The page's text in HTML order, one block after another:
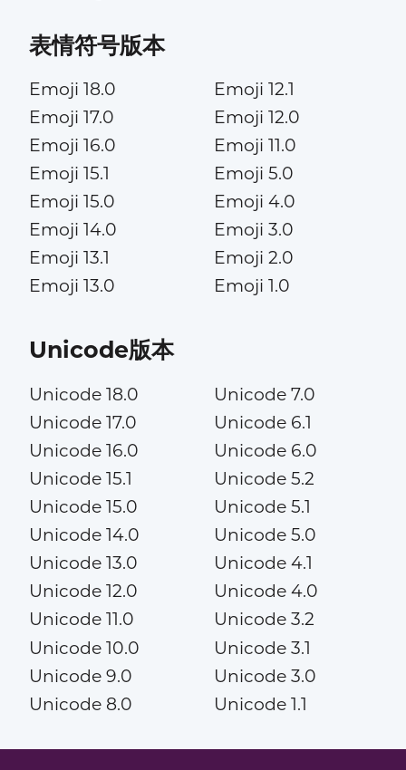
表情符号版本
Emoji 18.0
Emoji 17.0
Emoji 16.0
Emoji 15.1
Emoji 15.0
Emoji 14.0
Emoji 13.1
Emoji 13.0
Emoji 12.1
Emoji 12.0
Emoji 11.0
Emoji 5.0
Emoji 4.0
Emoji 3.0
Emoji 2.0
Emoji 1.0
Unicode版本
Unicode 18.0
Unicode 17.0
Unicode 16.0
Unicode 15.1
Unicode 15.0
Unicode 14.0
Unicode 13.0
Unicode 12.0
Unicode 11.0
Unicode 10.0
Unicode 9.0
Unicode 8.0
Unicode 7.0
Unicode 6.1
Unicode 6.0
Unicode 5.2
Unicode 5.1
Unicode 5.0
Unicode 4.1
Unicode 4.0
Unicode 3.2
Unicode 3.1
Unicode 3.0
Unicode 1.1